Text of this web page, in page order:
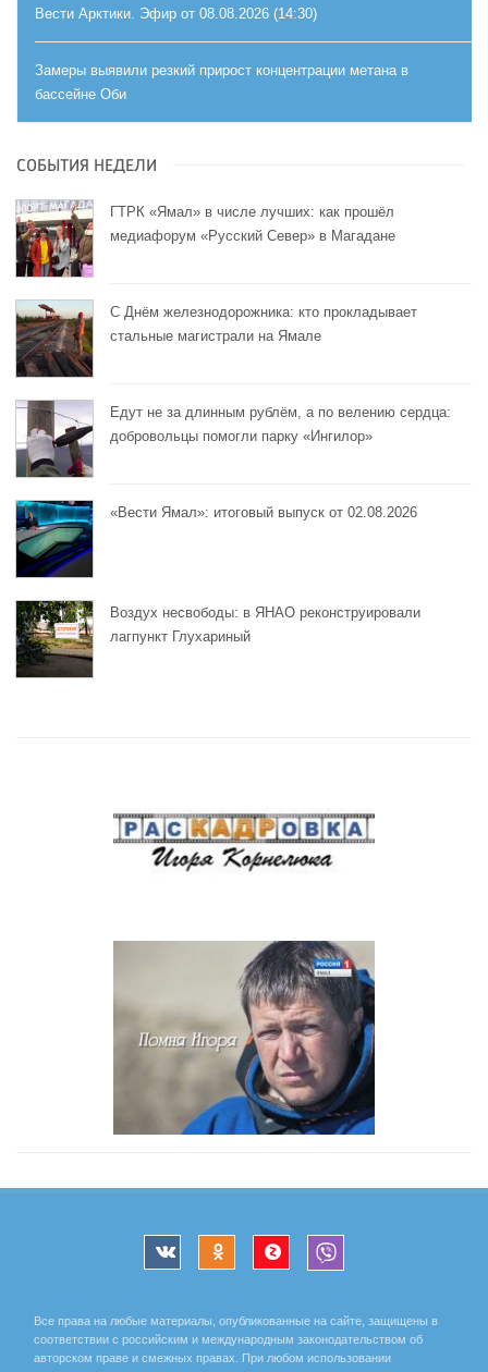
Вести Арктики. Эфир от 08.08.2026 (14:30)
Замеры выявили резкий прирост концентрации метана в
бассейне Оби
СОБЫТИЯ НЕДЕЛИ
ГТРК «Ямал» в числе лучших: как прошёл
медиафорум «Русский Север» в Магадане
С Днём железнодорожника: кто прокладывает
стальные магистрали на Ямале
Едут не за длинным рублём, а по велению сердца:
добровольцы помогли парку «Ингилор»
«Вести Ямал»: итоговый выпуск от 02.08.2026
Воздух несвободы: в ЯНАО реконструировали
лагпункт Глухариный
Все права на любые материалы, опубликованные на сайте, защищены в
соответствии с российским и международным законодательством об
авторском праве и смежных правах. При любом использовании